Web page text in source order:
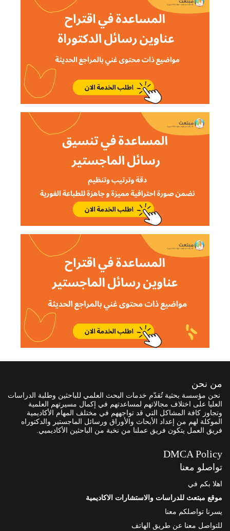
من نحن
نحن مؤسسة بحثية تُقدّم خدمات البحث العلمي للباحثين وطلبة الدراسات
العليا على اختلاف مجالاتهم لمساعدتهم في إكمال مسيرتهم العلمية
وتجاوز كافة المشاكل التي قد تواجههم في مختلف المهام الأكاديمية
الموكلة لهم من إعداد الأبحاث والأوراق ورسائل الماجستير والدكتوراه
فريق العمل يتكون فريق عملنا من نخبة من الباحثين الأكاديميي.
DMCA Policy
تواصلو معنا
اهلا بكم في
موقع مبتعث للدراسات والاستشارات الاكاديمية
يسرنا تواصلكم معنا
للتواصل معنا عن طريق الهاتف